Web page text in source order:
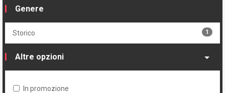
Genere
Storico 1
Altre opzioni
In promozione